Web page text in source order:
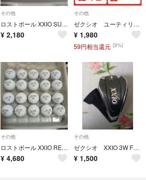
その他
ロストボール XXIO SUPER・XD＋ パール20球
¥ 2,180
その他
ゼクシオ ユーティリティー ヘッドカバー
¥ 1,980
59円相当還元 (3%)
その他
ロストボール XXIO REBOUND DRIVE Ⅱ 20球
¥ 4,680
その他
ゼクシオ XXIO 3W FW ヘッドカバー 黒銀
¥ 1,500